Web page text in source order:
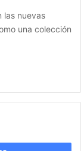
las nuevas
una colección